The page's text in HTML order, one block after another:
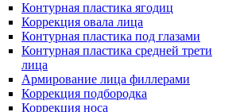
Контурная пластика ягодиц
Коррекция овала лица
Контурная пластика под глазами
Контурная пластика средней трети
лица
Армирование лица филлерами
Коррекция подбородка
Коррекция носа